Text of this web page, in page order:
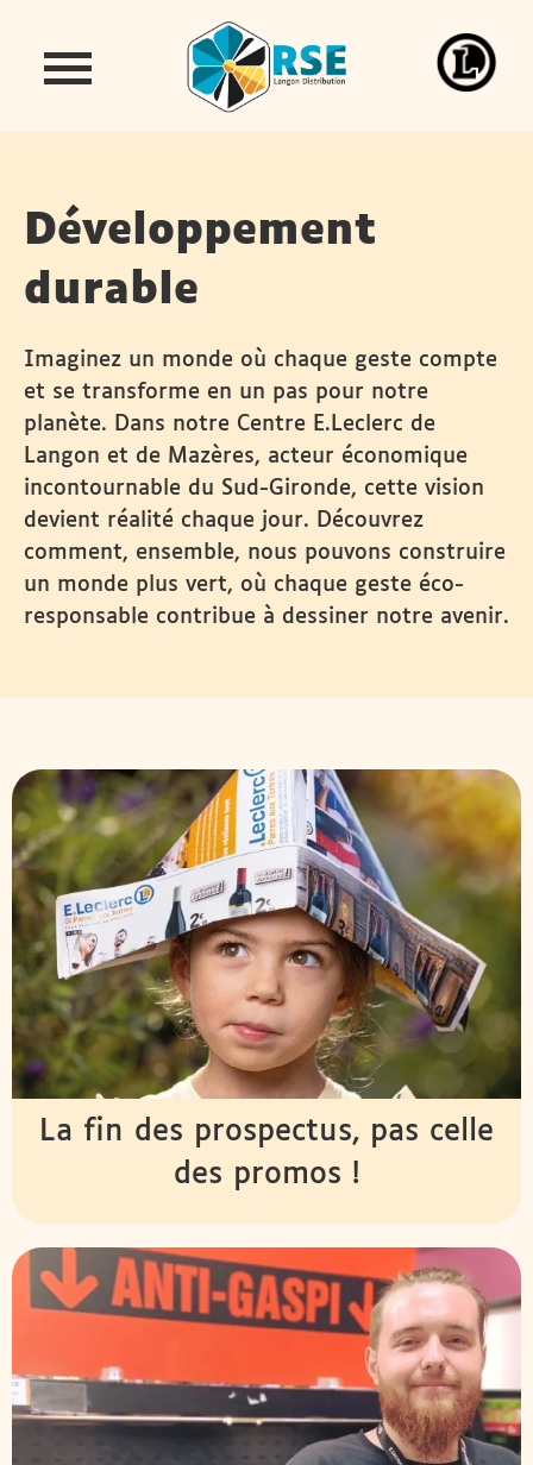
Développement
durable
Imaginez un monde où chaque geste compte
et se transforme en un pas pour notre
planète. Dans notre Centre E.Leclerc de
Langon et de Mazères, acteur économique
incontournable du Sud-Gironde, cette vision
devient réalité chaque jour. Découvrez
comment, ensemble, nous pouvons construire
un monde plus vert, où chaque geste éco-
responsable contribue à dessiner notre avenir.
La fin des prospectus, pas celle
des promos !